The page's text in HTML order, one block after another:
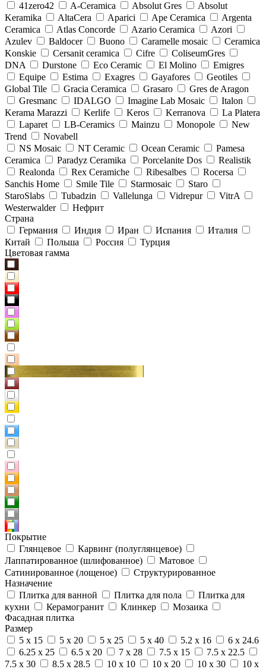
41zero42
A-Ceramica Absolut Gres
Absolut
Keramika
AltaCera Aparici Ape Ceramica
Argenta
Ceramica
Atlas Concorde Azario Ceramica
Azori
Azulev
Baldocer Buono Caramelle mosaic
Ceramica
Konskie
Cersanit ceramica Cifre
ColiseumGres
DNA
Durstone Eco Ceramic El Molino
Emigres
Equipe
Estima Exagres Gayafores
Geotiles
Global Tile
Gracia Ceramica Grasaro
Gres de Aragon
Gresmanc
IDALGO Imagine Lab Mosaic
Italon
Kerama Marazzi
Kerlife Keros Kerranova
La Platera
Laparet
LB-Ceramics Mainzu Monopole
New
Trend
Novabell
NS Mosaic
NT Ceramic Ocean Ceramic
Pamesa
Ceramica
Paradyz Сeramika Porcelanite Dos
Realistik
Realonda
Rex Ceramiche Ribesalbes
Rocersa
Sanchis Home
Smile Tile Starmosaic
Staro
StaroSlabs
Tubadzin Vallelunga Vidrepur
VitrA
Westerwalder
Нефрит
Страна
Германия
Индия Иран Испания
Италия
Китай
Польша Россия
Турция
Цветовая гамма
Покрытие
Глянцевое
Карвинг (полуглянцевое)
Лаппатированное (шлифованное)
Матовое
Сатинированное (лощеное)
Структурированное
Назначение
Плитка для ванной
Плитка для пола
Плитка для
кухни
Керамогранит Клинкер
Мозаика
Фасадная плитка
Размер
5 x 15
5 x 20 5 x 25 5 x 40 5.2 x 16
6 x 24.6
6.25 x 25
6.5 x 20 7 x 28 7.5 x 15
7.5 x 22.5
7.5 x 30
8.5 x 28.5 10 x 10 10 x 20 10 x 30 10 x